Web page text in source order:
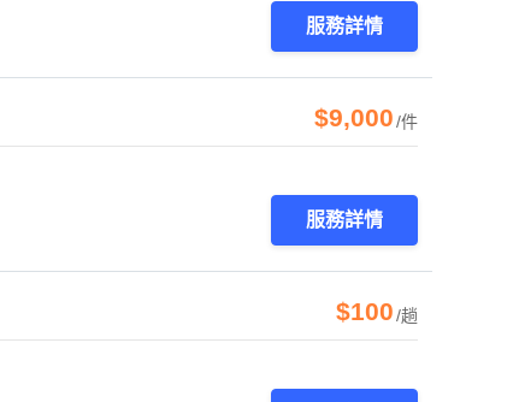
服務詳情
$9,000/件
服務詳情
$100/趟